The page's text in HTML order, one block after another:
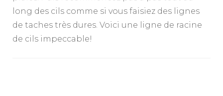
long des cils comme si vous faisiez des lignes
de taches très dures. Voici une ligne de racine
de cils impeccable!